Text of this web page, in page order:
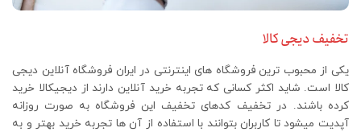
تخفیف دیجی کالا
یکی از محبوب ترین فروشگاه های اینترنتی در ایران فروشگاه آنلاین دیجی
کالا است. شاید اکثر کسانی که تجربه خرید آنلاین دارند از دیجیکالا خرید
کرده باشند. در تخفیف کدهای تخفیف این فروشگاه به صورت روزانه
آپدیت میشود تا کاربران بتوانند با استفاده از آن ها تجربه خرید بهتر و به